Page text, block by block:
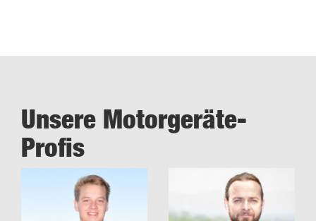
Unsere Motorgeräte-
Profis